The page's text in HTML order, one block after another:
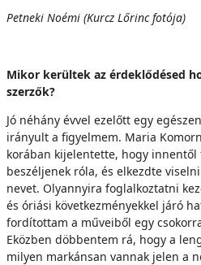
Petneki Noémi (Kurcz Lőrinc fotója)
Mikor kerültek az érdeklődésed
szerzők?
Jó néhány évvel ezelőtt egy
irányult a figyelmem. Maria
korában kijelentette, hogy
beszéljenek róla, és elkezdte
nevet. Olyannyira foglalkoztatni
és óriási következményekkel járó
fordítottam a műveiből egy
Eközben döbbentem rá, hogy a
milyen markánsan vannak jelen a